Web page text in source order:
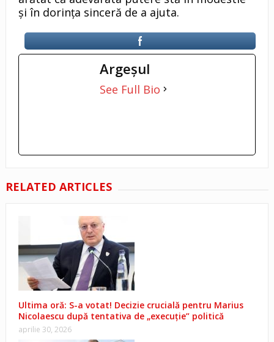
și în dorința sinceră de a ajuta.
Argeşul
See Full Bio
RELATED ARTICLES
Ultima oră: S-a votat! Decizie crucială pentru Marius
Nicolaescu după tentativa de „execuție” politică
aprilie 30, 2026